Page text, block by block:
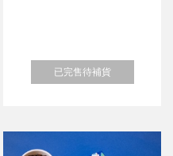
已完售待補貨